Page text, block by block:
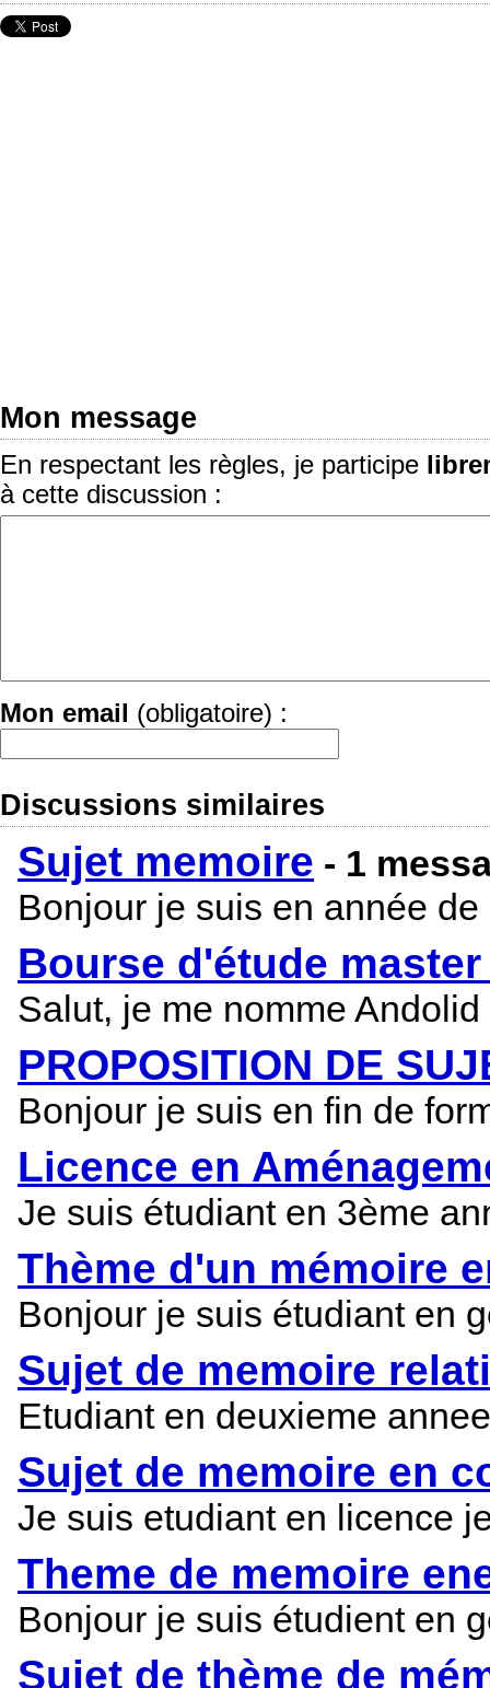
Mon message
En respectant les règles, je participe
à cette discussion :
Mon email (obligatoire) :
Discussions similaires
Sujet memoire - 1
Bonjour je suis en année
Bourse d'étude
Salut, je me nomme
PROPOSITION DE
Bonjour je suis en fin de
Licence en
Je suis étudiant en 3ème
Thème d'un mémoire
Bonjour je suis étudiant en
Sujet de memoire
Etudiant en deuxieme
Sujet de memoire en
Je suis etudiant en licence
Theme de memoire
Bonjour je suis étudient en
Sujet de thème de